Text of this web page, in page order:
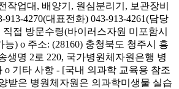
작업대, 배양기, 원심분리기, 보관장비
913-4270(대표전화) 043-913-4261(담당
직접 방문수령(바이러스자원 미포함시
능) o 주소: (28160) 충청북도 청주시 흥
생명 2로 220, 국가병원체자원은행 병
o 기타 사항 - [국내 의과학 교육용 참조
받은 병원체자원은 의과학미생물 실습